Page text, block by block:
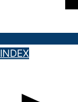
INDEX